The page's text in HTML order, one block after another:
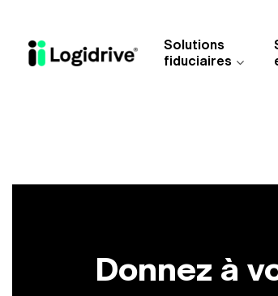
Solutions
fiduciaires
Donnez à